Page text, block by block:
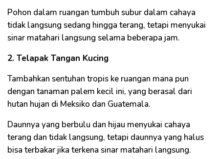
Pohon dalam ruangan tumbuh subur dalam cahaya
tidak langsung sedang hingga terang, tetapi menyukai
sinar matahari langsung selama beberapa jam.
2. Telapak Tangan Kucing
Tambahkan sentuhan tropis ke ruangan mana pun
dengan tanaman palem kecil ini, yang berasal dari
hutan hujan di Meksiko dan Guatemala.
Daunnya yang berbulu dan hijau menyukai cahaya
terang dan tidak langsung, tetapi daunnya yang halus
bisa terbakar jika terkena sinar matahari langsung.